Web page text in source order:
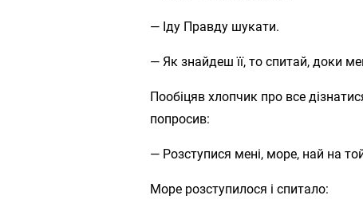
— Іду Правду шукати.
— Як знайдеш її, то спитай, доки
Пообіцяв хлопчик про все
попросив:
— Розступися мені, море, най на
Море розступилося і спитало: